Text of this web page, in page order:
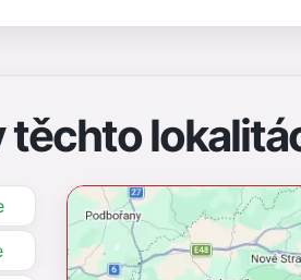
těchto